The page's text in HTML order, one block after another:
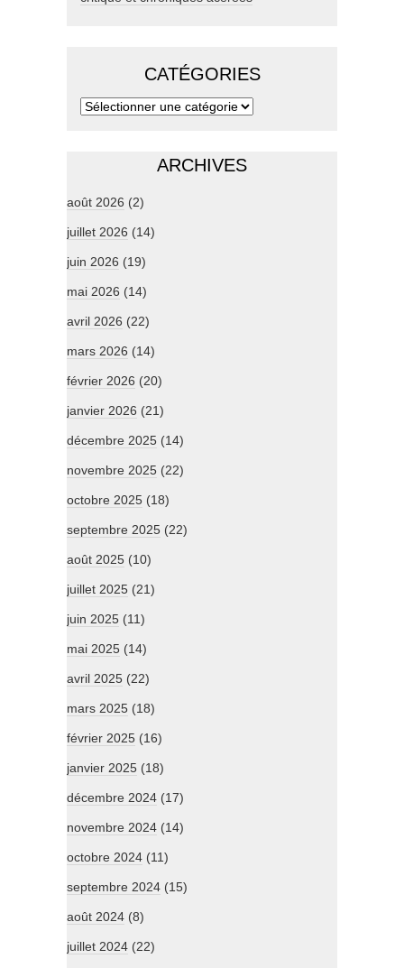
CATÉGORIES
ARCHIVES
août 2026 (2)
juillet 2026 (14)
juin 2026 (19)
mai 2026 (14)
avril 2026 (22)
mars 2026 (14)
février 2026 (20)
janvier 2026 (21)
décembre 2025 (14)
novembre 2025 (22)
octobre 2025 (18)
septembre 2025 (22)
août 2025 (10)
juillet 2025 (21)
juin 2025 (11)
mai 2025 (14)
avril 2025 (22)
mars 2025 (18)
février 2025 (16)
janvier 2025 (18)
décembre 2024 (17)
novembre 2024 (14)
octobre 2024 (11)
septembre 2024 (15)
août 2024 (8)
juillet 2024 (22)